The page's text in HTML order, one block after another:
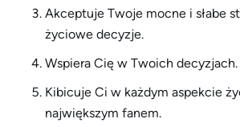
Akceptuje Twoje mocne i słabe
życiowe decyzje.
Wspiera Cię w Twoich decyzjach.
Kibicuje Ci w każdym aspekcie
największym fanem.